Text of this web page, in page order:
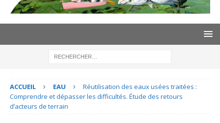
ACCUEIL EAU
Réutilisation des eaux usées traitées :
Comprendre et dépasser les difficultés. Étude des retours
d’acteurs de terrain